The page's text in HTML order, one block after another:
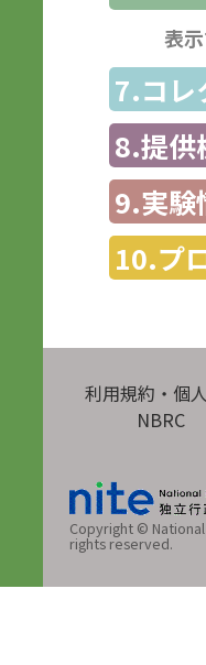
表
7.コレ
8.提供
9.実験
10.プ
利用規約・個
NBRC
Copyright ©
rights reserved.